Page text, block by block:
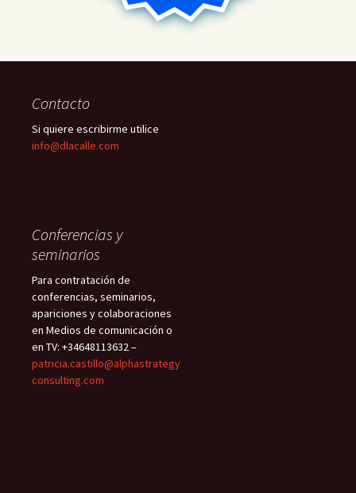
Contacto
Si quiere escribirme utilice
info@dlacalle.com
Conferencias y
seminarios
Para contratación de
conferencias, seminarios,
apariciones y colaboraciones
en Medios de comunicación o
en TV: +34648113632 –
patricia.castillo@alphastrategy
consulting.com